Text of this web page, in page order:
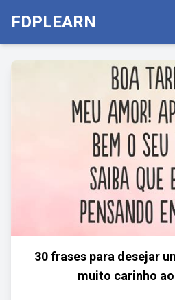
FDPLEARN
30 frases para desejar
muito carinho